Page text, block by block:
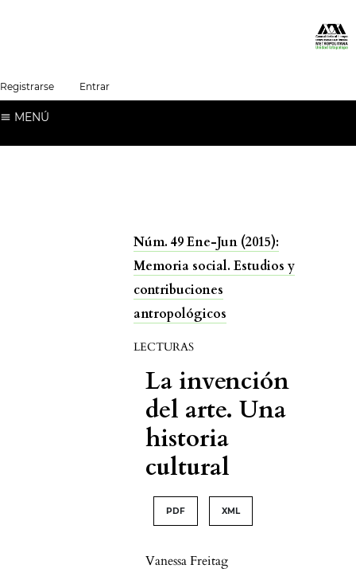
Registrarse Entrar
MENÚ
Núm. 49 Ene-Jun (2015):
Memoria social. Estudios y
contribuciones
antropológicos
LECTURAS
La invención
del arte. Una
historia
cultural
PDF XML
Vanessa Freitag